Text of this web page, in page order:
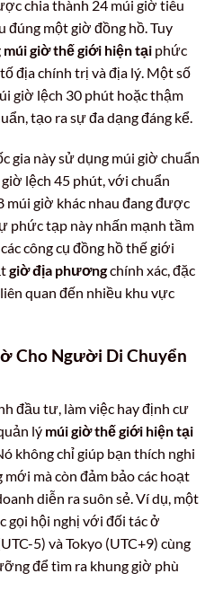
chia thành 24 múi giờ tiêu
đúng một giờ đồng hồ. Tuy
múi giờ thế giới hiện tại phức
địa chính trị và địa lý. Một số
giờ lệch 30 phút hoặc thậm
tạo ra sự đa dạng đáng kể.
gia này sử dụng múi giờ chuẩn
lệch 45 phút, với chuẩn
múi giờ khác nhau đang được
phức tạp này nhấn mạnh tầm
công cụ đồng hồ thế giới
giờ địa phươngchính xác, đặc
quan đến nhiều khu vực
Cho Người Di Chuyển
đầu tư, làm việc hay định cư
lý múi giờ thế giới hiện tại
không chỉ giúp bạn thích nghi
mà còn đảm bảo các hoạt
diễn ra suôn sẻ. Ví dụ, một
gọi hội nghị với đối tác ở
5) và Tokyo (UTC+9) cùng
để tìm ra khung giờ phù